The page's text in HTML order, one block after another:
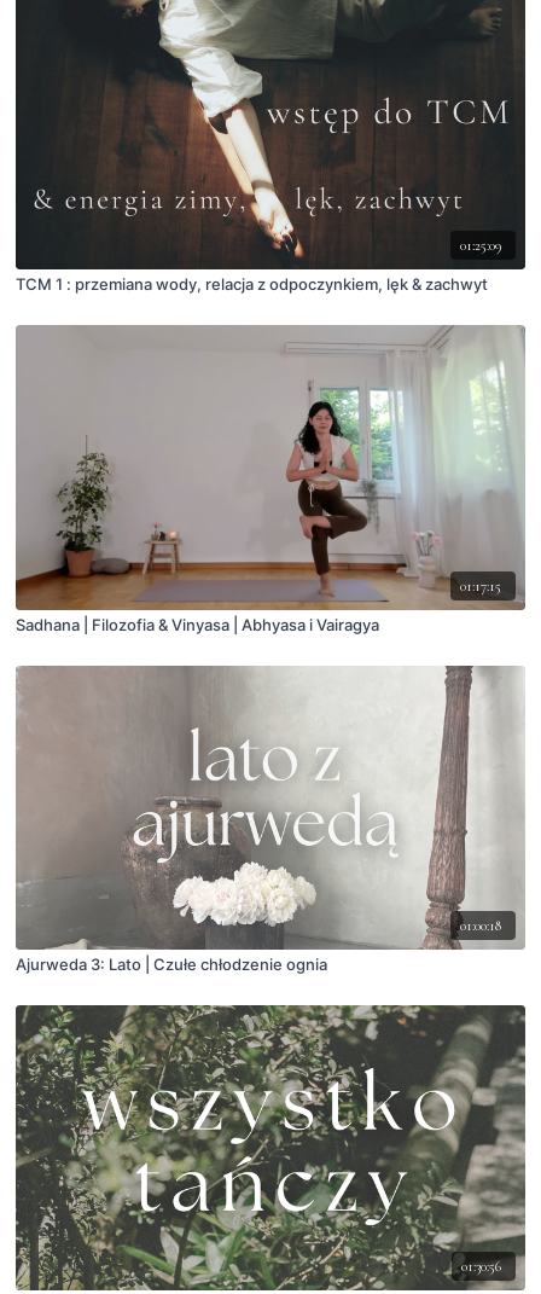
01:25:09
TCM 1 : przemiana wody, relacja z odpoczynkiem, lęk & zachwyt
01:17:15
Sadhana | Filozofia & Vinyasa | Abhyasa i Vairagya
01:00:18
Ajurweda 3: Lato | Czułe chłodzenie ognia
01:30:56